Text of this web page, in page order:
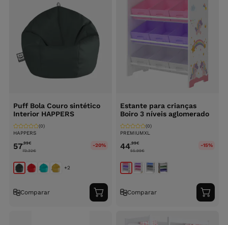
Puff Bola Couro sintético
Interior HAPPERS
HAPPERS
(0)
57,99€
73.32€
-20%
+2
Comparar
Adicionar
ao
Estante para crianças
Boiro 3 níveis aglomerado
PREMIUMXL
(0)
44,99€
55.99€
-15%
Comparar
ao